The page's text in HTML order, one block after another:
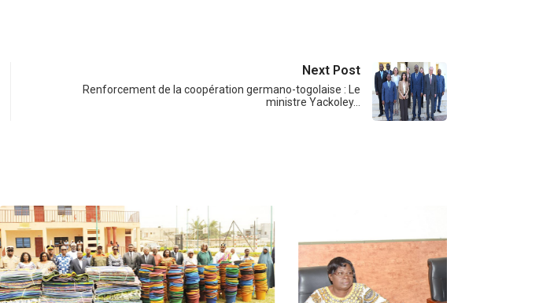
Next Post
Renforcement de la coopération germano-togolaise : Le
ministre Yackoley…